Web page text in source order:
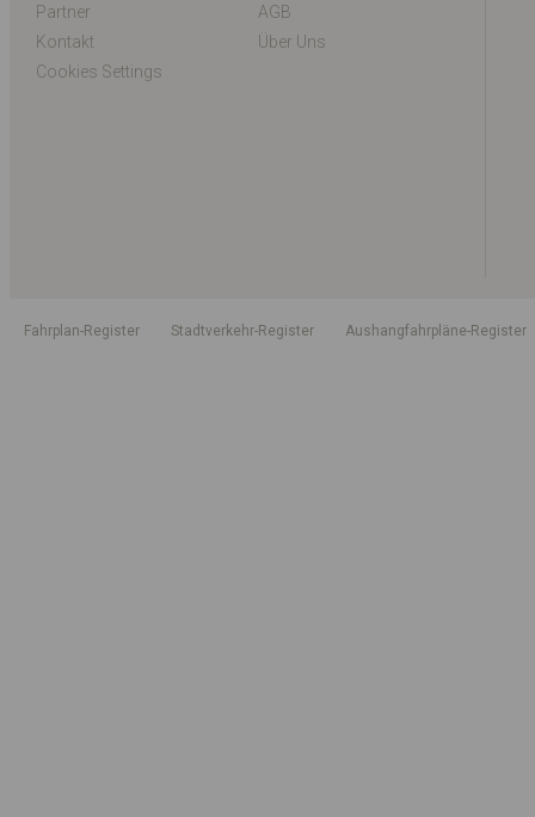
Partner
AGB
Kontakt
Über Uns
Cookies Settings
Fahrplan-Register Stadtverkehr-Register Aushangfahrpläne-Register